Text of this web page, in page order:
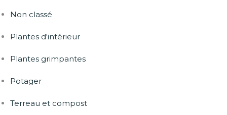
Non classé
Plantes d'intérieur
Plantes grimpantes
Potager
Terreau et compost